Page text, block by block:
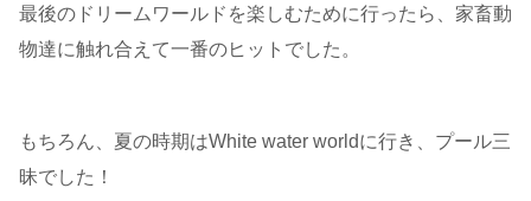
最後のドリームワールドを楽しむために行ったら、家畜動
物達に触れ合えて一番のヒットでした。
もちろん、夏の時期はWhite water worldに行き、プール三
昧でした！